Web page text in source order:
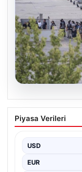
Etimesgut
Soruşturma
Son günlerde
seriyor.
Piyasa Verileri
USD
EUR